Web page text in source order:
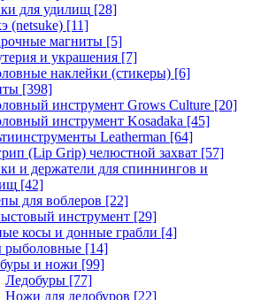
для удилищ [28]
(netsuke) [11]
магниты [5]
и украшения [7]
наклейки (стикеры) [6]
[398]
инструмент Grows Culture [20]
инструмент Kosadaka [45]
Leatherman [64]
(Lip Grip) челюстной захват [57]
и держатели для спиннингов и
[42]
для воблеров [22]
инструмент [29]
косы и донные грабли [4]
рыболовные [14]
и ножи [99]
Ледобуры [77]
Ножи для ледобуров [22]